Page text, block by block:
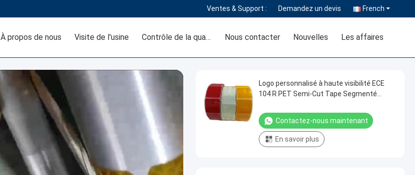
Ventes & Support : Demandez un devis French
À propos de nous Visite de l'usine Contrôle de la qualité Nous contacter Nouvelles Les affaires
Logo personnalisé à haute visibilité ECE
104 R PET Semi-Cut Tape Segmenté
Contactez-nous maintenant
En savoir plus